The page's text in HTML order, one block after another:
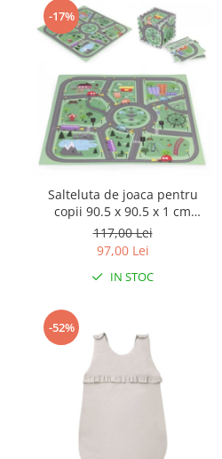
-17%
Salteluta de joaca pentru
copii 90.5 x 90.5 x 1 cm
ECOEVA021 - Orasel
117,00 Lei
97,00 Lei
IN STOC
-52%